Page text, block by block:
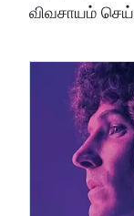
விவசாயம்